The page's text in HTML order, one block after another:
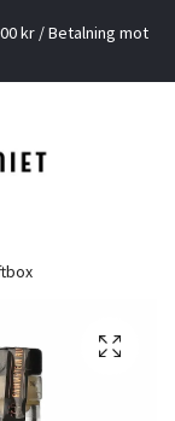
kr / Betalning mot